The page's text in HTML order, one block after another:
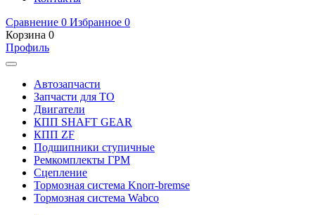
Сравнение 0 Избранное 0
Корзина 0
Профиль
Автозапчасти
Запчасти для ТО
Двигатели
КПП SHAFT GEAR
КПП ZF
Подшипники ступичные
Ремкомплекты ГРМ
Сцепление
Тормозная система Knorr-bremse
Тормозная система Wabco